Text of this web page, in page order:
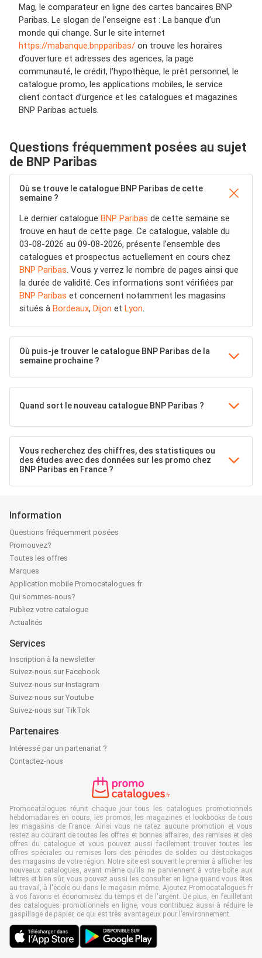
Mag, le comparateur en ligne des cartes bancaires BNP
Paribas. Le slogan de l’enseigne est : La banque d’un
monde qui change. Sur le site internet
https://mabanque.bnpparibas/ on trouve les horaires
d’ouverture et adresses des agences, la page
communauté, le crédit, l’hypothèque, le prêt personnel, le
catalogue promo, les applications mobiles, le service
client contact d’urgence et les catalogues et magazines
BNP Paribas actuels.
Questions fréquemment posées au sujet
de BNP Paribas
Où se trouve le catalogue BNP Paribas de cette
semaine ?
Le dernier catalogue BNP Paribas de cette semaine se
trouve en haut de cette page. Ce catalogue, valable du
03-08-2026 au 09-08-2026, présente l’ensemble des
catalogues et prospectus actuellement en cours chez
BNP Paribas. Vous y verrez le nombre de pages ainsi que
la durée de validité. Ces informations sont vérifiées par
BNP Paribas et concernent notamment les magasins
situés à Bordeaux, Dijon et Lyon.
Où puis-je trouver le catalogue BNP Paribas de la
semaine prochaine ?
Quand sort le nouveau catalogue BNP Paribas ?
Vous recherchez des chiffres, des statistiques ou
des études avec des données sur les promo chez
BNP Paribas en France ?
Information
Questions fréquemment posées
Promouvez?
Toutes les offres
Marques
Application mobile Promocatalogues.fr
Qui sommes-nous?
Publiez votre catalogue
Actualités
Services
Inscription à la newsletter
Suivez-nous sur Facebook
Suivez-nous sur Instagram
Suivez-nous sur Youtube
Suivez-nous sur TikTok
Partenaires
Intéressé par un partenariat ?
Contactez-nous
Promocatalogues réunit chaque jour tous les catalogues promotionnels
hebdomadaires en cours, les promos, les magazines et lookbooks de tous
les magasins de France. Ainsi vous ne ratez aucune promotion et vous
restez au courant de toutes les offres et bonnes affaires, des remises et des
offres du catalogue et vous pouvez aussi facilement trouver toutes les
offres spéciales ou remises lors des périodes de soldes ou déstockages
des magasins de votre région. Notre site est souvent le premier à afficher les
nouveaux catalogues, avant même qu'ils ne parviennent à votre boîte aux
lettres et bien sûr, vous pouvez aussi les consulter en ligne quand vous êtes
au travail, à l'école ou dans le magasin même. Ajoutez Promocatalogues.fr
à vos favoris et économisez du temps et de l'argent. De plus, en feuilletant
des catalogues promotionnels en ligne, vous contribuez aussi à réduire le
gaspillage de papier, ce qui est très avantageux pour l’environnement.